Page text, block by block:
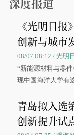
《光明日
创新与城市
08/07 08:12 / 光明
“新能源材料与器
现中国海洋大学有
大学材料科学与工
青岛拟入选
创新提升试